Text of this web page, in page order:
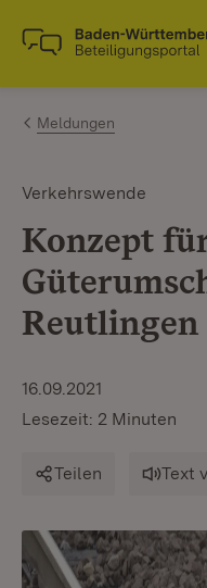
Zum Inhalt
Link zur Startseite
Meldungen
Verkehrswende
Konzept
16.09.2021
Lesezeit: 2 Minuten
Teilen Text